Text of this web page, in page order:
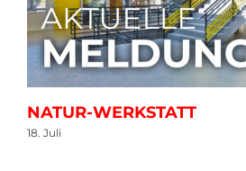
NATUR-WERKSTATT
18. Juli